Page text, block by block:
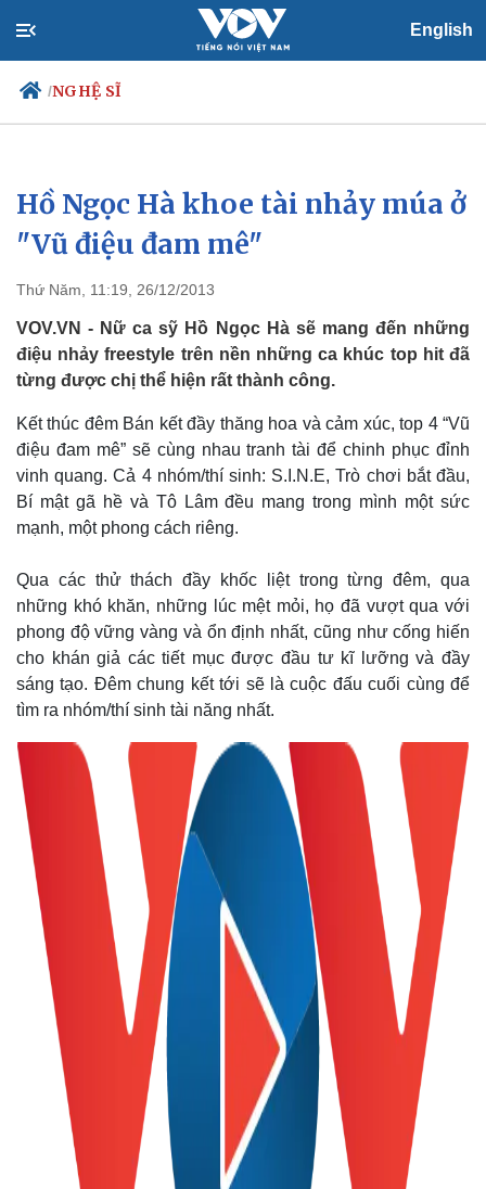
English
/NGHỆ SĨ
Chính trị
Đảng
Tổ chức nhân sự
Nhận diện sự thật
Xã hội
Việc làm
Biển đảo
Hồ Ngọc Hà khoe tài nhảy múa ở
"Vũ điệu đam mê"
Thứ Năm, 11:19, 26/12/2013
VOV.VN - Nữ ca sỹ Hồ Ngọc Hà sẽ mang đến những
điệu nhảy freestyle trên nền những ca khúc top hit đã
từng được chị thể hiện rất thành công.
Kết thúc đêm Bán kết đầy thăng hoa và cảm xúc, top 4 “Vũ
điệu đam mê” sẽ cùng nhau tranh tài để chinh phục đỉnh
vinh quang. Cả 4 nhóm/thí sinh: S.I.N.E, Trò chơi bắt đầu,
Bí mật gã hề và Tô Lâm đều mang trong mình một sức
mạnh, một phong cách riêng.
Qua các thử thách đầy khốc liệt trong từng đêm, qua
những khó khăn, những lúc mệt mỏi, họ đã vượt qua với
phong độ vững vàng và ổn định nhất, cũng như cống hiến
cho khán giả các tiết mục được đầu tư kĩ lưỡng và đầy
sáng tạo. Đêm chung kết tới sẽ là cuộc đấu cuối cùng để
tìm ra nhóm/thí sinh tài năng nhất.